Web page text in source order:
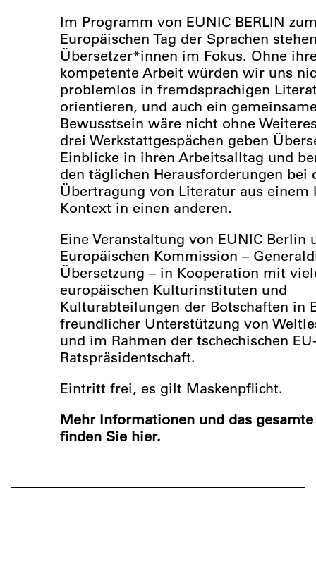
Im Programm von EUNIC BERLIN
Europäischen Tag der Sprachen
Übersetzer*innen im Fokus. Ohne
kompetente Arbeit würden wir uns
problemlos in fremdsprachigen
orientieren, und auch ein
Bewusstsein wäre nicht ohne
drei Werkstattgespächen geben
Einblicke in ihren Arbeitsalltag und
den täglichen Herausforderungen bei
Übertragung von Literatur aus einem
Kontext in einen anderen.
Eine Veranstaltung von EUNIC Berlin
Europäischen Kommission –
Übersetzung – in Kooperation mit
europäischen Kulturinstituten und
Kulturabteilungen der Botschaften in
freundlicher Unterstützung von
und im Rahmen der tschechischen
Ratspräsidentschaft.
Eintritt frei, es gilt Maskenpflicht.
Mehr Informationen und das
finden Sie hier.